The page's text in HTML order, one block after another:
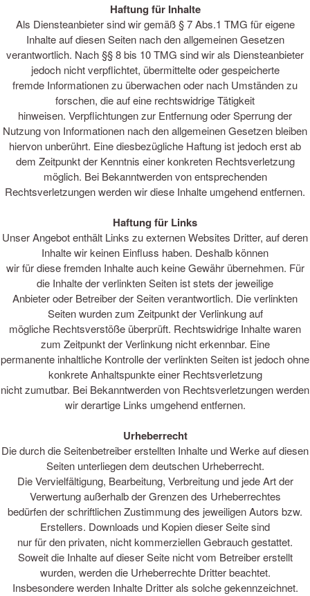
Haftung für Inhalte
Als Diensteanbieter sind wir gemäß § 7 Abs.1 TMG für eigene
Inhalte auf diesen Seiten nach den allgemeinen Gesetzen
verantwortlich. Nach §§ 8 bis 10 TMG sind wir als Diensteanbieter
jedoch nicht verpflichtet, übermittelte oder gespeicherte
fremde Informationen zu überwachen oder nach Umständen zu
forschen, die auf eine rechtswidrige Tätigkeit
hinweisen. Verpflichtungen zur Entfernung oder Sperrung der
Nutzung von Informationen nach den allgemeinen Gesetzen bleiben
hiervon unberührt. Eine diesbezügliche Haftung ist jedoch erst ab
dem Zeitpunkt der Kenntnis einer konkreten Rechtsverletzung
möglich. Bei Bekanntwerden von entsprechenden
Rechtsverletzungen werden wir diese Inhalte umgehend entfernen.
Haftung für Links
Unser Angebot enthält Links zu externen Websites Dritter, auf deren
Inhalte wir keinen Einfluss haben. Deshalb können
wir für diese fremden Inhalte auch keine Gewähr übernehmen. Für
die Inhalte der verlinkten Seiten ist stets der jeweilige
Anbieter oder Betreiber der Seiten verantwortlich. Die verlinkten
Seiten wurden zum Zeitpunkt der Verlinkung auf
mögliche Rechtsverstöße überprüft. Rechtswidrige Inhalte waren
zum Zeitpunkt der Verlinkung nicht erkennbar. Eine
permanente inhaltliche Kontrolle der verlinkten Seiten ist jedoch ohne
konkrete Anhaltspunkte einer Rechtsverletzung
nicht zumutbar. Bei Bekanntwerden von Rechtsverletzungen werden
wir derartige Links umgehend entfernen.
Urheberrecht
Die durch die Seitenbetreiber erstellten Inhalte und Werke auf diesen
Seiten unterliegen dem deutschen Urheberrecht.
Die Vervielfältigung, Bearbeitung, Verbreitung und jede Art der
Verwertung außerhalb der Grenzen des Urheberrechtes
bedürfen der schriftlichen Zustimmung des jeweiligen Autors bzw.
Erstellers. Downloads und Kopien dieser Seite sind
nur für den privaten, nicht kommerziellen Gebrauch gestattet.
Soweit die Inhalte auf dieser Seite nicht vom Betreiber erstellt
wurden, werden die Urheberrechte Dritter beachtet.
Insbesondere werden Inhalte Dritter als solche gekennzeichnet.